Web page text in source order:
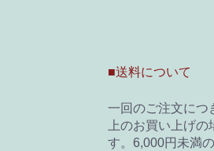
■送料について
一回のご注文につ
上のお買い上げ
す。6,000円未満